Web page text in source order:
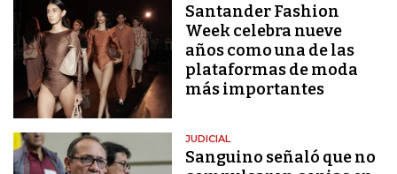
Santander Fashion
Week celebra nueve
años como una de las
plataformas de moda
más importantes
JUDICIAL
Sanguino señaló que no